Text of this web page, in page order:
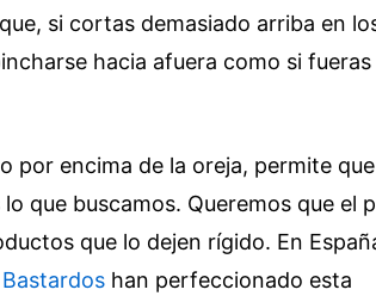
si cortas demasiado arriba en
hacia afuera como si fueras
por encima de la oreja, permite
que buscamos. Queremos que el
que lo dejen rígido. En
han perfeccionado esta